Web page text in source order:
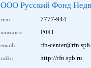
ООО Русский Фонд
тел: 7777-944
контакт: РФН
email: rfn-
сайт: http://rfn.spb.ru